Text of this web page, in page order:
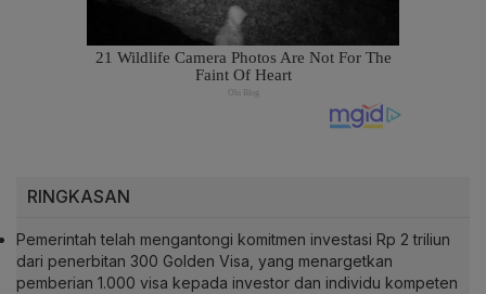
RINGKASAN
Pemerintah telah mengantongi komitmen investasi Rp 2 triliun
dari penerbitan 300 Golden Visa, yang menargetkan
pemberian 1.000 visa kepada investor dan individu kompeten